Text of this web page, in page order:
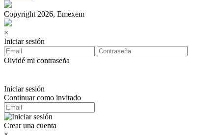
Copyright 2026, Emexem
×
Iniciar sesión
Olvidé mi contraseña
Iniciar sesión
Continuar como invitado
Crear una cuenta